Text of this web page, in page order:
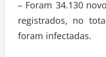
– Foram 34.130
registrados, no
foram infectadas.